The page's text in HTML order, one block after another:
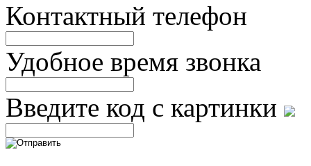
Контактный телефон
Удобное время звонка
Введите код с картинки